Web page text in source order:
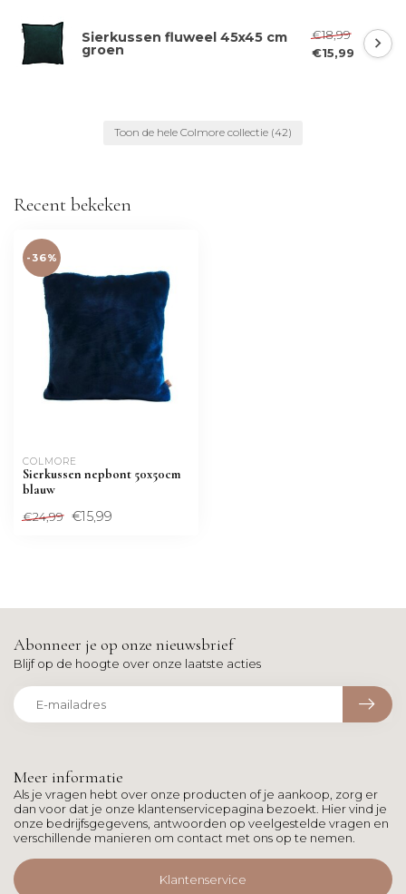
Sierkussen fluweel 45x45 cm
groen
€18,99
€15,99
Toon de hele Colmore collectie (42)
Recent bekeken
-36%
COLMORE
Sierkussen nepbont 50x50cm
blauw
€24,99 €15,99
Meer informatie
Als je vragen hebt over onze producten of je aankoop, zorg er
dan voor dat je onze klantenservicepagina bezoekt. Hier vind je
onze bedrijfsgegevens, antwoorden op veelgestelde vragen en
verschillende manieren om contact met ons op te nemen.
Klantenservice
Abonneer je op onze nieuwsbrief
Blijf op de hoogte over onze laatste acties